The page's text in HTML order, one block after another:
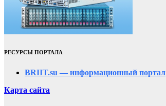
РЕСУРСЫ ПОРТАЛА
BRIIT.su — информационный портал
Карта сайта